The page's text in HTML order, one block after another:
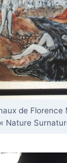
de Florence
« Nature